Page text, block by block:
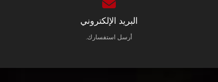
البريد الإلكتروني
أرسل استفسارك.